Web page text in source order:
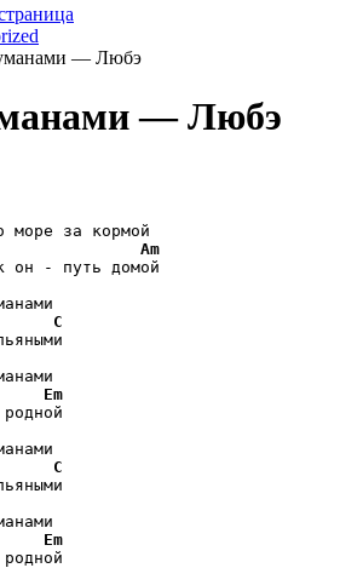
— Любэ
— Любэ
море за кормой
Am
он - путь домой
C
Em
родной
C
Em
родной